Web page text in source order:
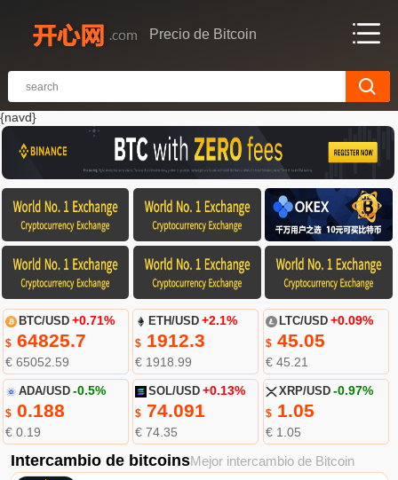
Precio de Bitcoin
{navd}
BTC/USD +0.71%
$64825.7
€ 65052.59
ETH/USD +2.1%
$ 1912.3
€ 1918.99
LTC/USD +0.09%
$45.05
€ 45.21
ADA/USD -0.5%
$0.188
€ 0.19
SOL/USD +0.13%
$ 74.091
€ 74.35
XRP/USD -0.97%
$1.05
€ 1.05
Intercambio de bitcoinsMejor intercambio de Bitcoin